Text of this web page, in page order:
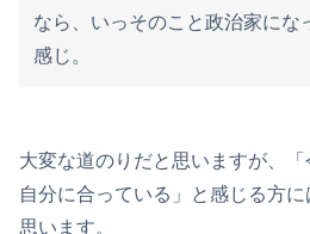
なら、いっそのこと政治家にな
感じ。
大変な道のりだと思いますが、「
自分に合っている」と感じる方
思います。